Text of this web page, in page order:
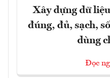
Xây dựng dữ
đúng, đủ, sạch,
dùng
Đọc